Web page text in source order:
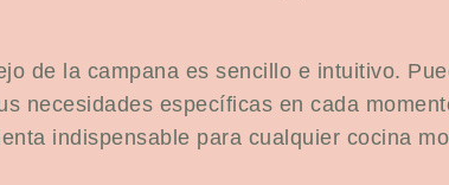
de la campana es sencillo e intuitivo.
necesidades específicas en cada
indispensable para cualquier cocina